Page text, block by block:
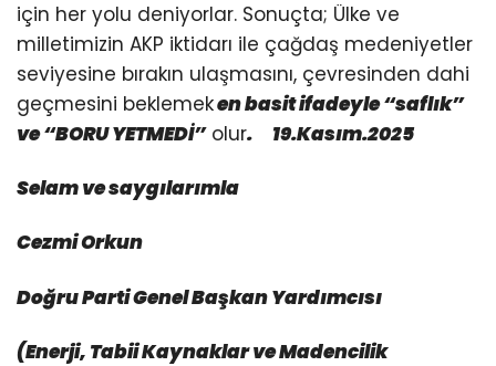
için her yolu deniyorlar. Sonuçta; Ülke ve
milletimizin AKP iktidarı ile çağdaş medeniyetler
seviyesine bırakın ulaşmasını, çevresinden dahi
geçmesini beklemeken basit ifadeyle “saflık”
ve “BORU YETMEDİ”olur. 19.Kasım.2025
Selam ve saygılarımla
Cezmi Orkun
Doğru Parti Genel Başkan Yardımcısı
(Enerji, Tabii Kaynaklar ve Madencilik